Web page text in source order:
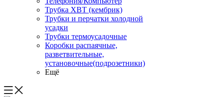
Трубка ХВТ (кембрик)
Трубки и перчатки холодной
усадки
Трубки термоусадочные
Коробки распаячные,
разветвительные,
установочные(подрозетники)
Ещё